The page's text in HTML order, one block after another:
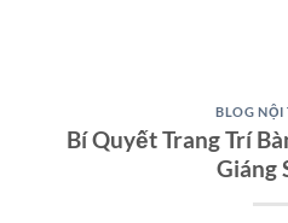
BLOG NỘI
Bí Quyết Trang Trí
Giáng